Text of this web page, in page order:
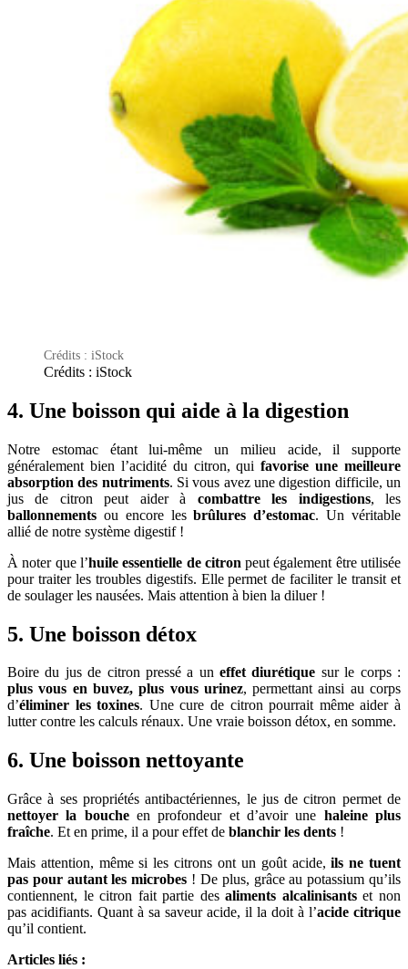
Crédits : iStock
Crédits : iStock
4. Une boisson qui aide à la digestion
Notre estomac étant lui-même un milieu acide, il supporte
généralement bien l’acidité du citron, quifavorise une meilleure
absorption des nutriments. Si vous avez une digestion difficile, un
jus de citron peut aider à combattre les indigestions, les
ballonnements ou encore lesbrûlures d’estomac. Un véritable
allié de notre système digestif !
À noter que l’huile essentielle de citron peut également être utilisée
pour traiter les troubles digestifs. Elle permet de faciliter le transit et
de soulager les nausées. Mais attention à bien la diluer !
5. Une boisson détox
Boire du jus de citron pressé a uneffet diurétique sur le corps :
plus vous en buvez, plus vous urinez, permettant ainsi au corps
d’éliminer les toxines. Une cure de citron pourrait même aider à
lutter contre les calculs rénaux. Une vraie boisson détox, en somme.
6. Une boisson nettoyante
Grâce à ses propriétés antibactériennes, le jus de citron permet de
nettoyer la boucheen profondeur et d’avoir une haleine plus
fraîche. Et en prime, il a pour effet de blanchir les dents !
Mais attention, même si les citrons ont un goût acide,ils ne tuent
pas pour autant les microbes ! De plus, grâce au potassium qu’ils
contiennent, le citron fait partie desaliments alcalinisantset non
pas acidifiants. Quant à sa saveur acide, il la doit à l’acide citrique
qu’il contient.
Articles liés :